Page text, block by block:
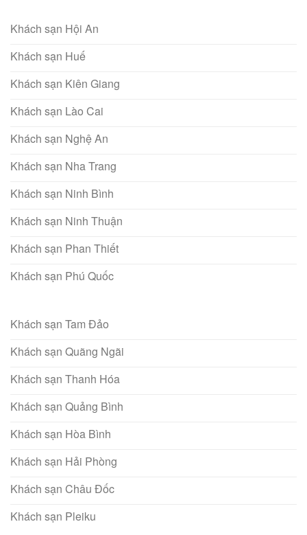
Khách sạn Hội An
Khách sạn Huế
Khách sạn Kiên Giang
Khách sạn Lào Cai
Khách sạn Nghệ An
Khách sạn Nha Trang
Khách sạn Ninh Bình
Khách sạn Ninh Thuận
Khách sạn Phan Thiết
Khách sạn Phú Quốc
Khách sạn Tam Đảo
Khách sạn Quãng Ngãi
Khách sạn Thanh Hóa
Khách sạn Quảng Bình
Khách sạn Hòa Bình
Khách sạn Hải Phòng
Khách sạn Châu Đốc
Khách sạn Pleiku